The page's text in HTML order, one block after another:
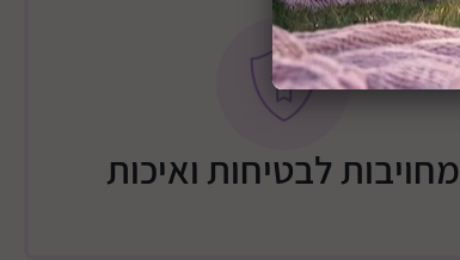
מחויבות לבטיחות ואיכות